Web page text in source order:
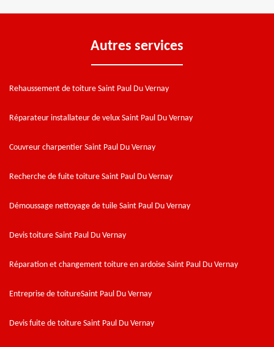
Autres services
Rehaussement de toiture Saint Paul Du Vernay
Réparateur installateur de velux Saint Paul Du Vernay
Couvreur charpentier Saint Paul Du Vernay
Recherche de fuite toiture Saint Paul Du Vernay
Démoussage nettoyage de tuile Saint Paul Du Vernay
Devis toiture Saint Paul Du Vernay
Réparation et changement toiture en ardoise Saint Paul Du Vernay
Entreprise de toitureSaint Paul Du Vernay
Devis fuite de toiture Saint Paul Du Vernay